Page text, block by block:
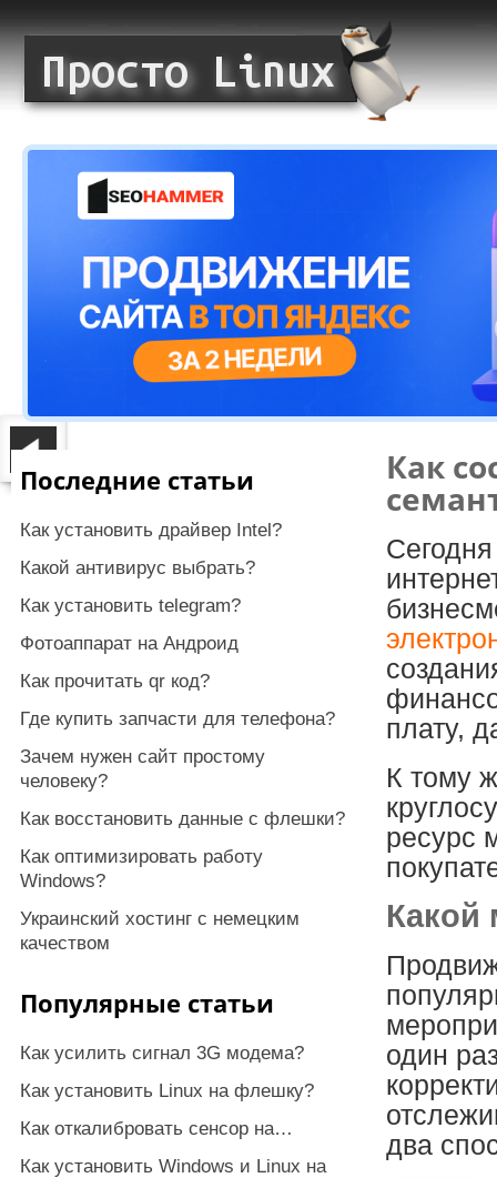
Как
плату,
К тому
ресурс
Какой
один
два
Последние статьи
Как установить драйвер Intel?
Какой антивирус выбрать?
Как установить telegram?
Фотоаппарат на Андроид
Как прочитать qr код?
Где купить запчасти для телефона?
Зачем нужен сайт простому
человеку?
Как восстановить данные с флешки?
Как оптимизировать работу
Windows?
Украинский хостинг с немецким
качеством
Популярные статьи
Как усилить сигнал 3G модема?
Как установить Linux на флешку?
Как откалибровать сенсор на…
Как установить Windows и Linux на